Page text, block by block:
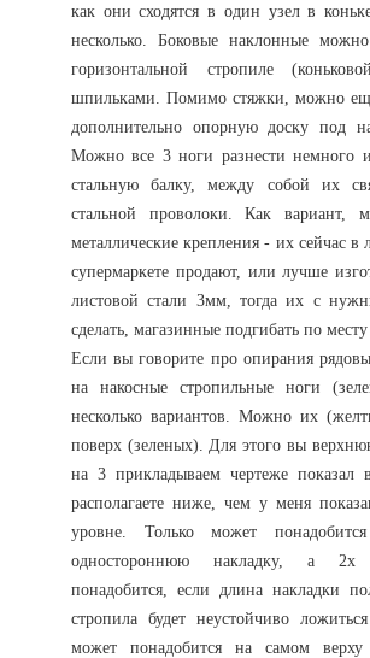
как они сходятся в один узел в
несколько. Боковые наклонные
горизонтальной стропиле
шпильками. Помимо стяжки, можно
дополнительно опорную доску под
Можно все 3 ноги разнести немного
стальную балку, между собой их
стальной проволоки. Как вариант,
металлические крепления - их сейчас в
супермаркете продают, или лучше
листовой стали 3мм, тогда их с
сделать, магазинные подгибать по месту
Если вы говорите про опирания
на накосные стропильные ноги
несколько вариантов. Можно их
поверх (зеленых). Для этого вы
на 3 прикладываем чертеже показал
располагаете ниже, чем у меня
уровне. Только может
одностороннюю накладку, а
понадобится, если длина накладки
стропила будет неустойчиво
может понадобится на самом